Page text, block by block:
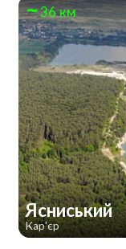
36 км
Ясниський
Кар'єр